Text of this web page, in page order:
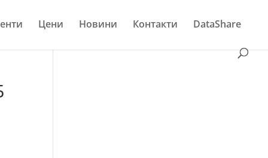
Цени Новини Контакти DataShare